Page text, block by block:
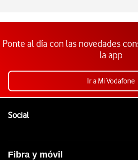
Ponte al día con las novedades
la app
Ir a Mi Vodafone
SocialEnlaces a las redes sociales de
Fibra y móvil